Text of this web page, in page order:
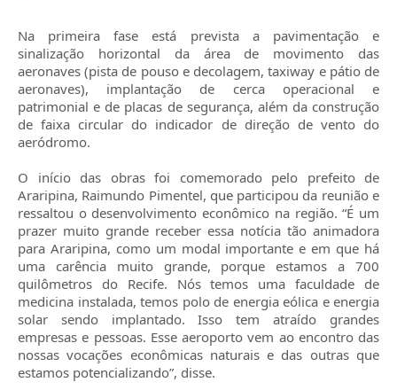
Na primeira fase está prevista a pavimentação e
sinalização horizontal da área de movimento das
aeronaves (pista de pouso e decolagem, taxiway e pátio de
aeronaves), implantação de cerca operacional e
patrimonial e de placas de segurança, além da construção
de faixa circular do indicador de direção de vento do
aeródromo.
O início das obras foi comemorado pelo prefeito de
Araripina, Raimundo Pimentel, que participou da reunião e
ressaltou o desenvolvimento econômico na região. “É um
prazer muito grande receber essa notícia tão animadora
para Araripina, como um modal importante e em que há
uma carência muito grande, porque estamos a 700
quilômetros do Recife. Nós temos uma faculdade de
medicina instalada, temos polo de energia eólica e energia
solar sendo implantado. Isso tem atraído grandes
empresas e pessoas. Esse aeroporto vem ao encontro das
nossas vocações econômicas naturais e das outras que
estamos potencializando”, disse.